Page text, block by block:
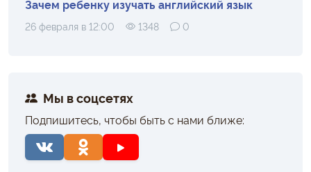
Зачем ребенку изучать английский язык
26 февраля в 12:00 1348 0
Мы в соцсетях
Подпишитесь, чтобы быть с нами ближе: